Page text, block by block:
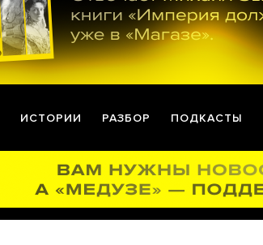
ИСТОРИИ РАЗБОР ПОДКАСТЫ